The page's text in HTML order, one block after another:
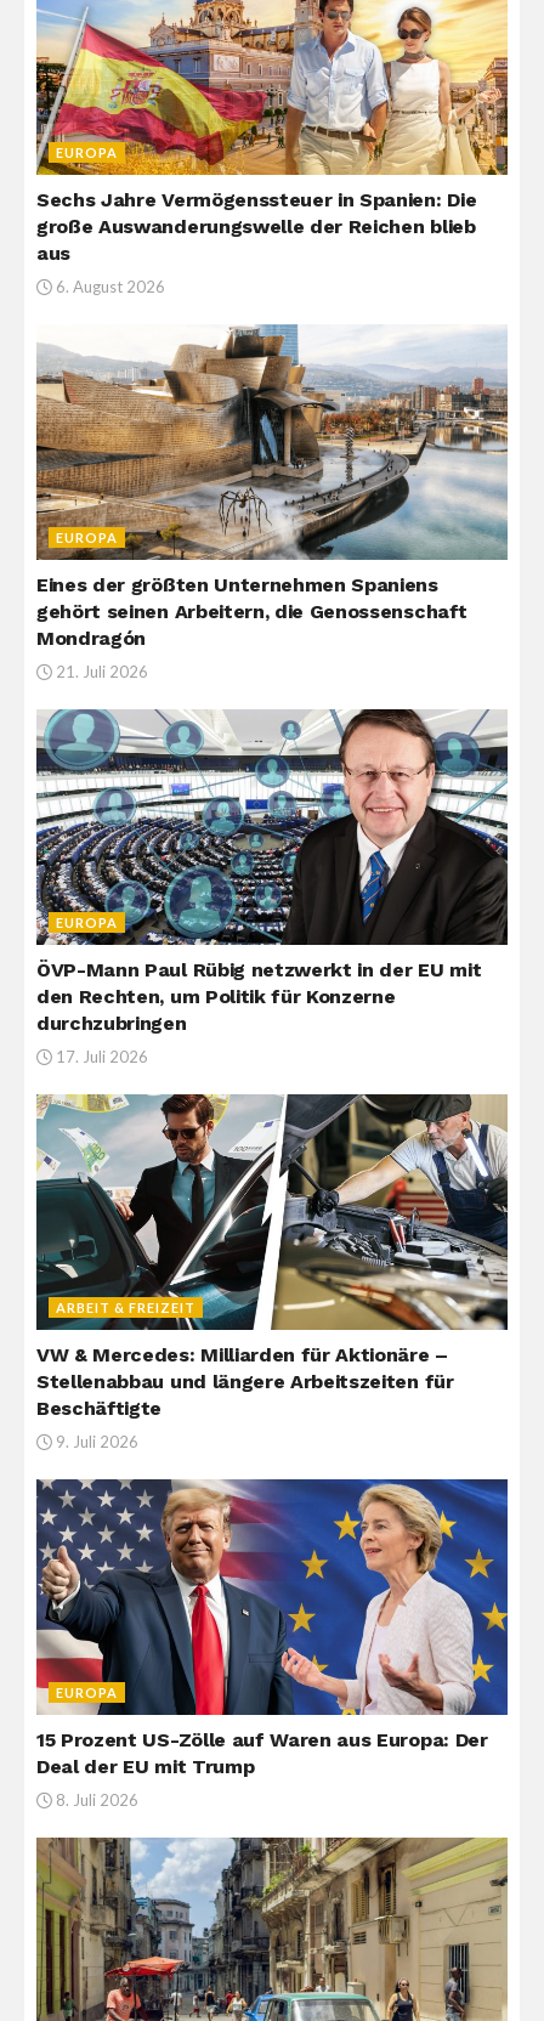
EUROPA
Sechs Jahre Vermögenssteuer in Spanien: Die
große Auswanderungswelle der Reichen blieb
aus
6. August 2026
EUROPA
Eines der größten Unternehmen Spaniens
gehört seinen Arbeitern, die Genossenschaft
Mondragón
21. Juli 2026
EUROPA
ÖVP-Mann Paul Rübig netzwerkt in der EU mit
den Rechten, um Politik für Konzerne
durchzubringen
17. Juli 2026
ARBEIT & FREIZEIT
VW & Mercedes: Milliarden für Aktionäre –
Stellenabbau und längere Arbeitszeiten für
Beschäftigte
9. Juli 2026
EUROPA
15 Prozent US-Zölle auf Waren aus Europa: Der
Deal der EU mit Trump
8. Juli 2026